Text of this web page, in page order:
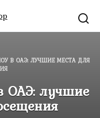
В ОАЭ: ЛУЧШИЕ МЕСТА ДЛЯ
ОАЭ: лучшие